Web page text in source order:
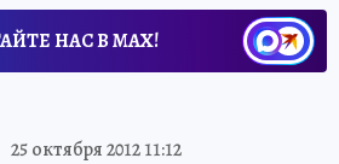
НАС В МАХ!
25 октября 2012 11:12